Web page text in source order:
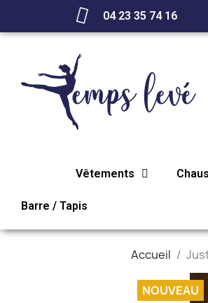
04 23 35 74 16
Vêtements
Barre / Tapis
Accueil
NOUVEAU